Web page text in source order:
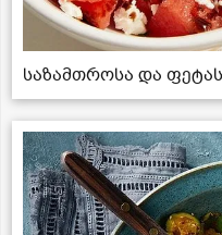
საზამთროსა და